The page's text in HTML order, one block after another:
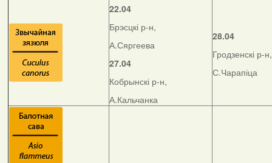
22.04
Брэсцкі р-н,
А.Сяргеева
27.04
Кобрынскі р-н,
А.Кальчанка
28.04
Гродзенскі р-н,
С.Чарапіца